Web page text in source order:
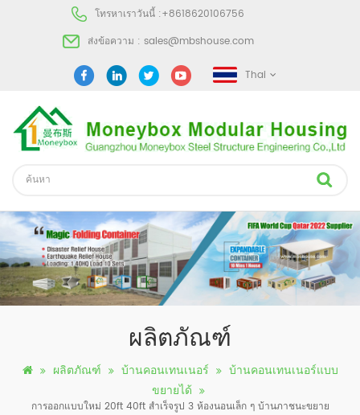
โทรหาเราวันนี้ :+8618620106756
ส่งข้อความ : sales@mbshouse.com
Thai
ผลิตภัณฑ์
ผลิตภัณฑ์ บ้านคอนเทนเนอร์
บ้านคอนเทนเนอร์แบบ
ขยายได้
การออกแบบใหม่ 20ft 40ft สำเร็จรูป 3 ห้องนอนเล็ก ๆ บ้านภาชนะขยาย